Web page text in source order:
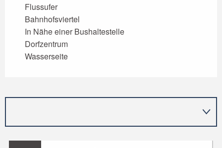
Flussufer
Bahnhofsviertel
In Nähe einer Bushaltestelle
Dorfzentrum
Wasserseite